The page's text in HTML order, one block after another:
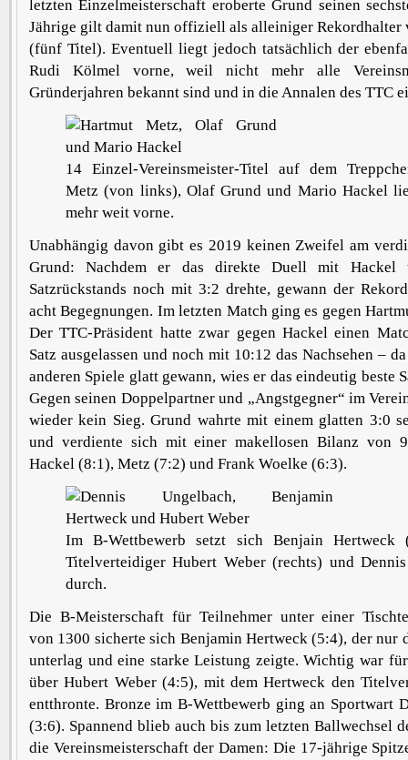
letzten Einzelmeisterschaft eroberte Grund seinen
Jährige gilt damit nun offiziell als alleiniger Rekordhalter
(fünf Titel). Eventuell liegt jedoch tatsächlich der
Rudi Kölmel vorne, weil nicht mehr alle
Gründerjahren bekannt sind und in die Annalen des TTC
14 Einzel-Vereinsmeister-Titel auf dem
Metz (von links), Olaf Grund und Mario Hackel
mehr weit vorne.
Unabhängig davon gibt es 2019 keinen Zweifel am
Grund: Nachdem er das direkte Duell mit Hackel
Satzrückstands noch mit 3:2 drehte, gewann der
acht Begegnungen. Im letzten Match ging es gegen
Der TTC-Präsident hatte zwar gegen Hackel einen
Satz ausgelassen und noch mit 10:12 das Nachsehen –
anderen Spiele glatt gewann, wies er das eindeutig beste
Gegen seinen Doppelpartner und „Angstgegner“ im
wieder kein Sieg. Grund wahrte mit einem glatten 3:0
und verdiente sich mit einer makellosen Bilanz von
Hackel (8:1), Metz (7:2) und Frank Woelke (6:3).
Im B-Wettbewerb setzt sich Benjain Hertweck
Titelverteidiger Hubert Weber (rechts) und
durch.
Die B-Meisterschaft für Teilnehmer unter einer
von 1300 sicherte sich Benjamin Hertweck (5:4), der nur
unterlag und eine starke Leistung zeigte. Wichtig war
über Hubert Weber (4:5), mit dem Hertweck den
entthronte. Bronze im B-Wettbewerb ging an Sportwart
(3:6). Spannend blieb auch bis zum letzten Ballwechsel
die Vereinsmeisterschaft der Damen: Die 17-jährige